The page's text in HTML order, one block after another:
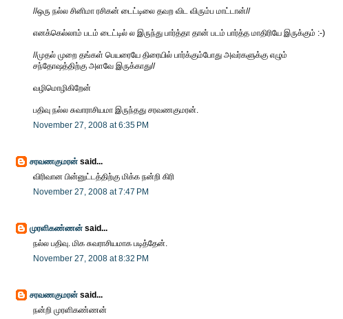
//ஒரு நல்ல சினிமா ரசிகன் டைட்டிலை தவற விட விரும்ப மாட்டான்//
எனக்கெல்லாம் படம் டைட்டில் ல இருந்து பார்த்தா தான் படம் பார்த்த மாதிரியே இருக்கும் :-)
//முதல் முறை தங்கள் பெயரையே திரையில் பார்க்கும்போது அவர்களுக்கு எழும்
சந்தோஷத்திற்கு அளவே இருக்காது//
வழிமொழிகிறேன்
பதிவு நல்ல சுவாராசியமா இருந்தது சரவணகுமரன்.
November 27, 2008 at 6:35 PM
சரவணகுமரன் said...
விரிவான பின்னுட்டத்திற்கு மிக்க நன்றி கிரி
November 27, 2008 at 7:47 PM
முரளிகண்ணன் said...
நல்ல பதிவு. மிக சுவராசியமாக படித்தேன்.
November 27, 2008 at 8:32 PM
சரவணகுமரன் said...
நன்றி முரளிகண்ணன்